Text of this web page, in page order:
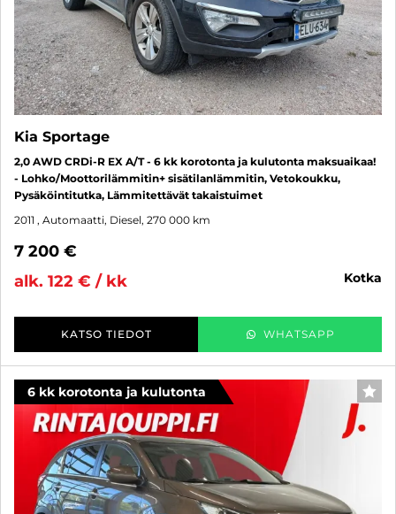
Kia Sportage
2,0 AWD CRDi-R EX A/T - 6 kk korotonta ja kulutonta maksuaikaa!
- Lohko/Moottorilämmitin+ sisätilanlämmitin, Vetokoukku,
Pysäköintitutka, Lämmitettävät takaistuimet
2011 , Automaatti, Diesel, 270 000 km
7 200 €
alk. 122 € / kk
kotka
KATSO TIEDOT WHATSAPP
6 kk korotonta ja kulutonta